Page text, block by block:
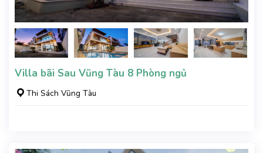
Villa bãi Sau Vũng Tàu 8 Phòng ngủ
Thi Sách Vũng Tàu